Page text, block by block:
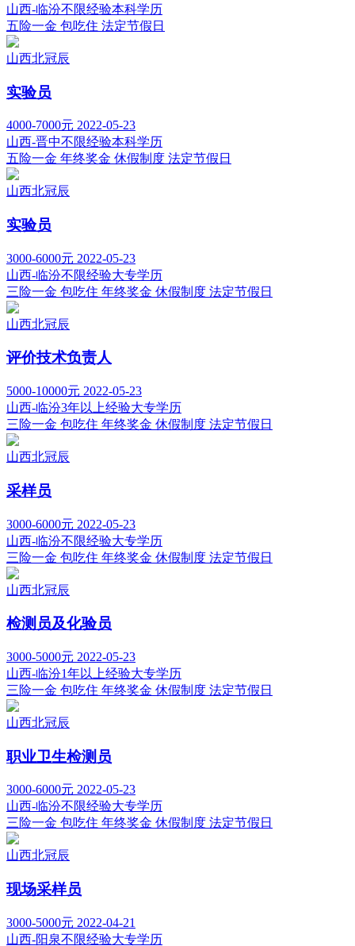
山西-临汾不限经验本科学历
五险一金 包吃住 法定节假日
山西北冠辰
实验员
4000-7000元 2022-05-23
山西-晋中不限经验本科学历
五险一金 年终奖金 休假制度 法定节假日
山西北冠辰
实验员
3000-6000元 2022-05-23
山西-临汾不限经验大专学历
三险一金 包吃住 年终奖金 休假制度 法定节假日
山西北冠辰
评价技术负责人
5000-10000元 2022-05-23
山西-临汾3年以上经验大专学历
三险一金 包吃住 年终奖金 休假制度 法定节假日
山西北冠辰
采样员
3000-6000元 2022-05-23
山西-临汾不限经验大专学历
三险一金 包吃住 年终奖金 休假制度 法定节假日
山西北冠辰
检测员及化验员
3000-5000元 2022-05-23
山西-临汾1年以上经验大专学历
三险一金 包吃住 年终奖金 休假制度 法定节假日
山西北冠辰
职业卫生检测员
3000-6000元 2022-05-23
山西-临汾不限经验大专学历
三险一金 包吃住 年终奖金 休假制度 法定节假日
山西北冠辰
现场采样员
3000-5000元 2022-04-21
山西-阳泉不限经验大专学历